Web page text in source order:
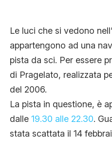
Le luci che si vedono
appartengono ad una
pista da sci. Per essere
di Pragelato, realizzata
del 2006.
La pista in questione, è
dalle 19.30 alle 22.30.
stata scattata il 14